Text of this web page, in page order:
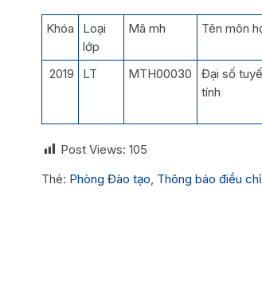
Khóa
Loại
lớp
Mã mh Tên môn
2019
LT MTH00030
Đại số
tính
Post Views: 105
Thẻ: Phòng Đào tạo, Thông báo điều